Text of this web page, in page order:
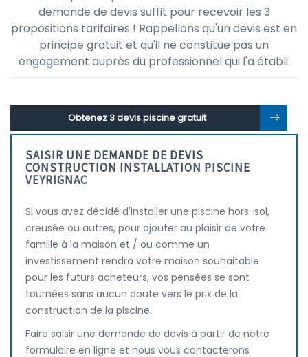
demande de devis suffit pour recevoir les 3
propositions tarifaires ! Rappellons qu'un devis est en
principe gratuit et qu'il ne constitue pas un
engagement auprès du professionnel qui l'a établi.
Obtenez 3 devis piscine gratuit
SAISIR UNE DEMANDE DE DEVIS
CONSTRUCTION INSTALLATION PISCINE
VEYRIGNAC
Si vous avez décidé d'installer une piscine hors-sol,
creusée ou autres, pour ajouter au plaisir de votre
famille à la maison et / ou comme un
investissement rendra votre maison souhaitable
pour les futurs acheteurs, vos pensées se sont
tournées sans aucun doute vers le prix de la
construction de la piscine.
Faire saisir une demande de devis à partir de notre
formulaire en ligne et nous vous contacterons